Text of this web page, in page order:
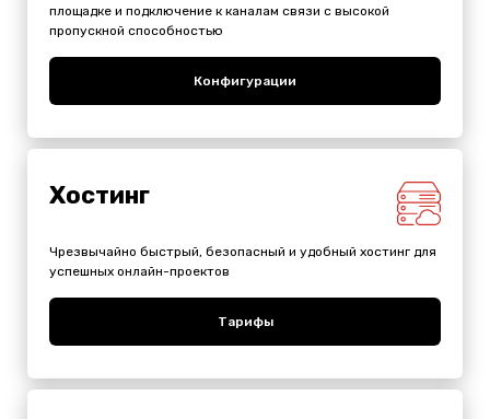
площадке и подключение к каналам связи с высокой
пропускной способностью
Конфигурации
Хостинг
Чрезвычайно быстрый, безопасный и удобный хостинг для
успешных онлайн-проектов
Тарифы